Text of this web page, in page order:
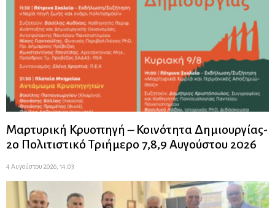
Μαρτυρική Κρυοπηγή – Κοινότητα Δημιουργίας-
2ο Πολιτιστικό Τριήμερο 7,8,9 Αυγούστου 2026
4 Αυγούστου 2026, 14:03